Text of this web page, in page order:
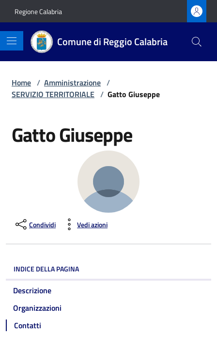
Regione Calabria
Comune di Reggio Calabria
Home / Amministrazione /
SERVIZIO TERRITORIALE / Gatto Giuseppe
Gatto Giuseppe
Condividi Vedi azioni
INDICE DELLA PAGINA
Descrizione
Organizzazioni
Contatti